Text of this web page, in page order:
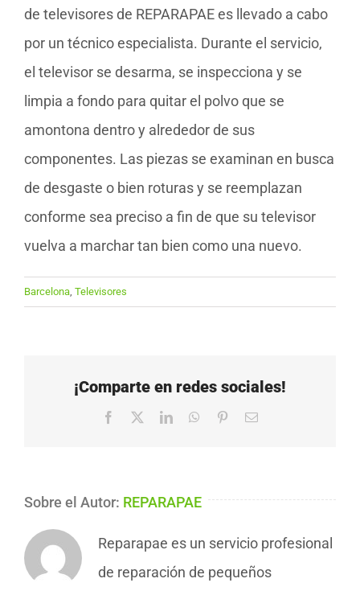
de televisores de REPARAPAE es llevado a cabo
por un técnico especialista. Durante el servicio,
el televisor se desarma, se inspecciona y se
limpia a fondo para quitar el polvo que se
amontona dentro y alrededor de sus
componentes. Las piezas se examinan en busca
de desgaste o bien roturas y se reemplazan
conforme sea preciso a fin de que su televisor
vuelva a marchar tan bien como una nuevo.
Barcelona Televisores
¡Comparte en redes sociales!
Facebook LinkedInWhatsApp
PinterestCorreo
Sobre el Autor: REPARAPAE
Reparapae es un servicio profesional
de reparación de pequeños